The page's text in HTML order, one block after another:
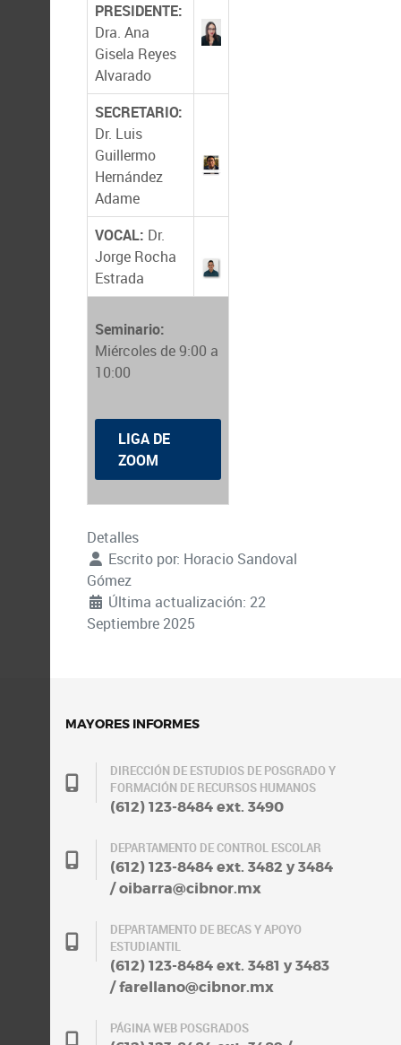
PRESIDENTE:
Dra. Ana
Gisela Reyes
Alvarado
SECRETARIO:
Dr. Luis
Guillermo
Hernández
Adame
VOCAL: Dr.
Jorge Rocha
Estrada
Seminario:
Miércoles de 9:00 a
10:00
LIGA DE
ZOOM
Detalles
Escrito por: Horacio Sandoval
Gómez
Última actualización: 22
Septiembre 2025
MAYORES INFORMES
DIRECCIÓN DE ESTUDIOS DE POSGRADO Y
FORMACIÓN DE RECURSOS HUMANOS
(612) 123-8484 ext. 3490
DEPARTAMENTO DE CONTROL ESCOLAR
(612) 123-8484 ext. 3482 y 3484
/ oibarra@cibnor.mx
DEPARTAMENTO DE BECAS Y APOYO
ESTUDIANTIL
(612) 123-8484 ext. 3481 y 3483
/ farellano@cibnor.mx
PÁGINA WEB POSGRADOS